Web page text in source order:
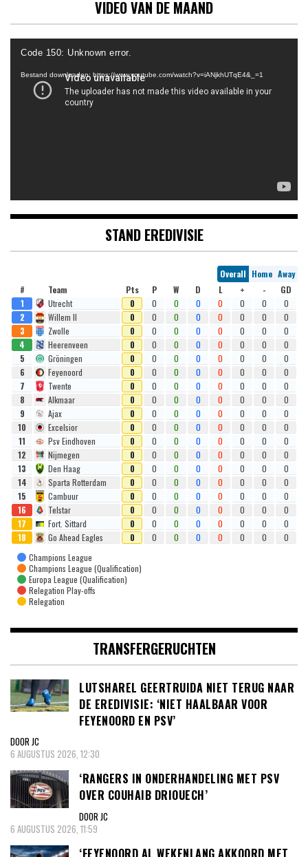
VIDEO VAN DE MAAND
Videospeler
Code 150: Unknown error.
Bestand downloaden: https://www.youtube.com/watch?v=iANjkhUTqE4&_=1
STAND EREDIVISIE
Overall Home Away
#
Team Pts P W D L + -
GD
1
Utrecht 0 0 0 0 0 0 0
0
2
Willem II 0 0 0 0 0 0 0
0
3
Zwolle 0 0 0 0 0 0 0
0
4
Heerenveen 0 0 0 0 0 0 0
0
5
Gröningen 0 0 0 0 0 0 0
0
6
Feyenoord 0 0 0 0 0 0 0
0
7
Twente 0 0 0 0 0 0 0
0
8
Alkmaar 0 0 0 0 0 0 0
0
9
Ajax 0 0 0 0 0 0 0
0
10
Excelsior 0 0 0 0 0 0 0
0
11
Psv Eindhoven 0 0 0 0 0 0 0
0
12
Nijmegen 0 0 0 0 0 0 0
0
13
Den Haag 0 0 0 0 0 0 0
0
14
Sparta Rotterdam 0 0 0 0 0 0 0
0
15
Cambuur 0 0 0 0 0 0 0
0
16
Telstar 0 0 0 0 0 0 0
0
17
Fort. Sittard 0 0 0 0 0 0 0
0
18
Go Ahead Eagles 0 0 0 0 0 0 0
0
Champions League
Champions League (Qualification)
Europa League (Qualification)
Relegation Play-offs
Relegation
TRANSFERGERUCHTEN
LUTSHAREL GEERTRUIDA NIET TERUG NAAR
DE EREDIVISIE: ‘NIET HAALBAAR VOOR
FEYENOORD EN PSV’
DOOR JC
6 AUGUSTUS 2026, 12:30
‘RANGERS IN ONDERHANDELING MET PSV
OVER COUHAIB DRIOUECH’
DOOR JC
6 AUGUSTUS 2026, 11:59
‘FEYENOORD AL WEKENLANG AKKOORD MET